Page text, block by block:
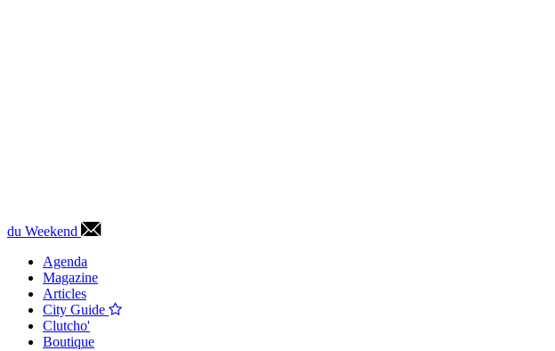
du Weekend
Agenda
Magazine
Articles
City Guide
Clutcho'
Boutique